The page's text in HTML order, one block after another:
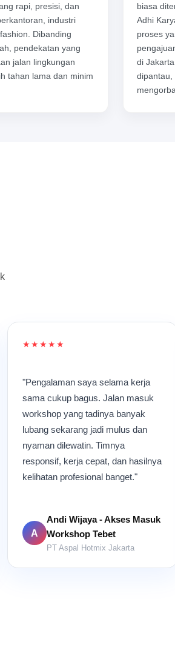
rapi, presisi, dan
industri
Dibanding
pendekatan yang
jalan lingkungan
tahan lama dan minim
biasa
Adhi
proses
di
dipantau,
★★★★★
"Pengalaman saya selama kerja
sama cukup bagus. Jalan masuk
workshop yang tadinya banyak
lubang sekarang jadi mulus dan
nyaman dilewatin. Timnya
responsif, kerja cepat, dan hasilnya
kelihatan profesional banget."
A
Andi Wijaya - Akses Masuk
Workshop Tebet
PT Aspal Hotmix Jakarta